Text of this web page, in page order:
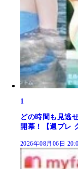
1
どの時間も見逃
開幕！【週プレ
2026年08月06日